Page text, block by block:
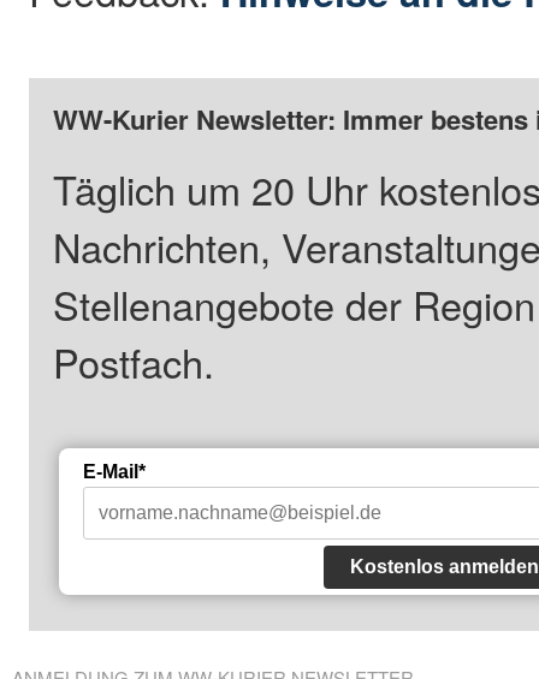
WW-Kurier Newsletter: Immer
Täglich um 20 Uhr
Nachrichten,
Stellenangebote der
Postfach.
E-Mail*
Kostenlos anmelden